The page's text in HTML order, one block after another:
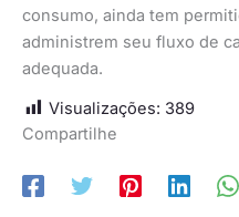
consumo, ainda tem
administrem seu fluxo de
adequada.
Visualizações: 389
Compartilhe